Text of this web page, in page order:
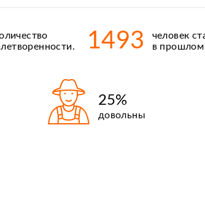
1493
человек
в прошлом
25%
довольны